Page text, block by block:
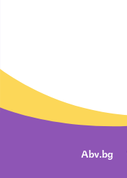
Abv.bg